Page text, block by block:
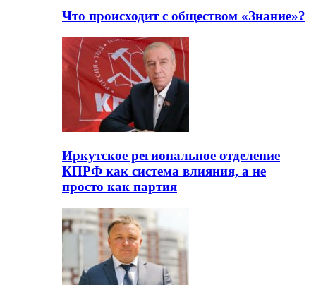
Что происходит с обществом «Знание»?
Иркутское региональное отделение
КПРФ как система влияния, а не
просто как партия